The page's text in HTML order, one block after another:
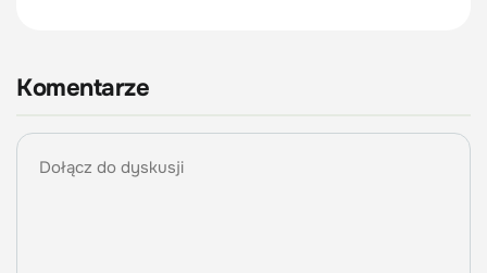
Komentarze